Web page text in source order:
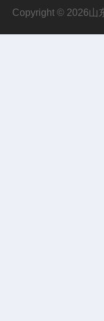
Copyright © 2026